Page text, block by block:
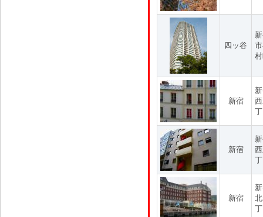
四ッ谷
新宿
新宿
新宿